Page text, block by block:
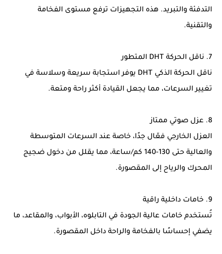
التدفئة والتبريد. هذه التجهيزات ترفع مستوى الفخامة
والتقنية.
7. ناقل الحركة DHT المتطور
ناقل الحركة الذكي DHT يوفر استجابة سريعة وسلاسة في
تغيير السرعات، مما يجعل القيادة أكثر راحة ومتعة.
8. عزل صوتي ممتاز
العزل الخارجي فعّال جدًا، خاصة عند السرعات المتوسطة
والعالية حتى 130-140 كم/ساعة، مما يقلل من دخول ضجيج
المحرك والرياح إلى المقصورة.
9. خامات داخلية راقية
تُستخدم خامات عالية الجودة في التابلوه، الأبواب، والمقاعد، ما
يضفي إحساسًا بالفخامة والراحة داخل المقصورة.